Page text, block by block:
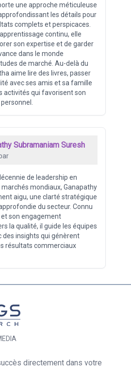
une approche méticuleuse
les détails pour
complets et perspicaces.
continu, elle
son expertise et de garder
dans le monde
de marché. Au-delà du
aime lire des livres, passer
avec ses amis et sa famille
activités qui favorisent son
Subramaniam Suresh
de leadership en
mondiaux, Ganapathy
aigu, une clarté stratégique
du secteur. Connu
son engagement
la qualité, il guide les équipes
des insights qui génèrent
résultats commerciaux
directement dans votre